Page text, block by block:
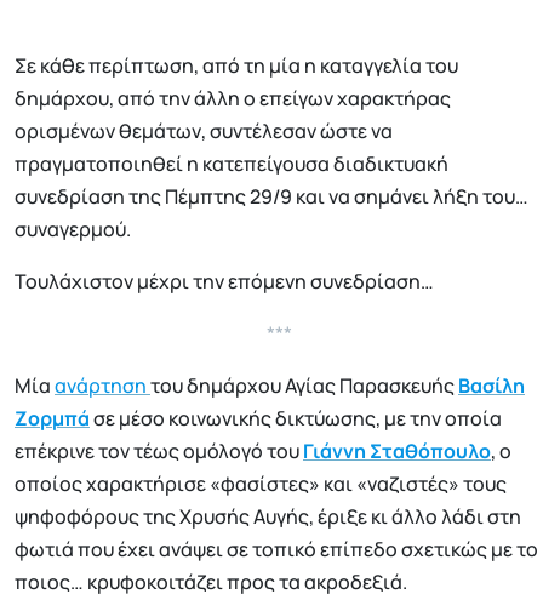
Σε κάθε περίπτωση, από τη μία η καταγγελία του
δημάρχου, από την άλλη ο επείγων χαρακτήρας
ορισμένων θεμάτων, συντέλεσαν ώστε να
πραγματοποιηθεί η κατεπείγουσα διαδικτυακή
συνεδρίαση της Πέμπτης 29/9 και να σημάνει λήξη του…
συναγερμού.
Τουλάχιστον μέχρι την επόμενη συνεδρίαση…
***
Μίαανάρτησητου δημάρχου Αγίας ΠαρασκευήςΒασίλη
Ζορμπάσε μέσο κοινωνικής δικτύωσης, με την οποία
επέκρινε τον τέως ομόλογό τουΓιάννη Σταθόπουλο, ο
οποίος χαρακτήρισε «φασίστες» και «ναζιστές» τους
ψηφοφόρους της Χρυσής Αυγής, έριξε κι άλλο λάδι στη
φωτιά που έχει ανάψει σε τοπικό επίπεδο σχετικώς με το
ποιος… κρυφοκοιτάζει προς τα ακροδεξιά.